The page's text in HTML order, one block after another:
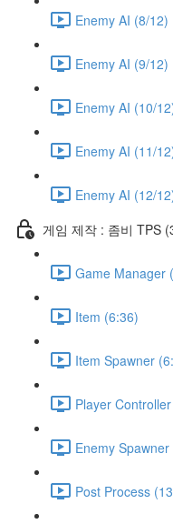
Enemy AI (8/12)
Enemy AI (9/12)
Enemy AI (10/
Enemy AI (11/
Enemy AI (12/
게임 제작 : 좀비 TPS
Game Manager
Item (6:36)
Item Spawner
Player
Enemy
Post Process